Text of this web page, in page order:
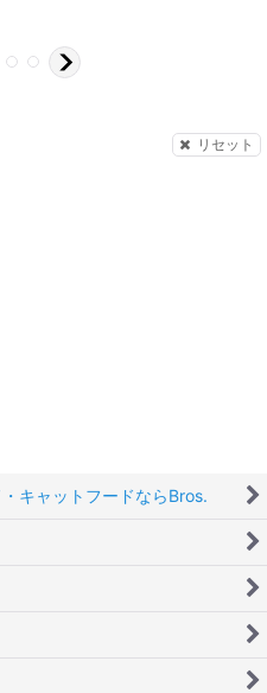
リセット
キャットフードならBros.